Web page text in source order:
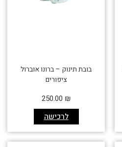
בובת תינוק – ברונו אוברול
ציפורים
לרכישה
250.00 ₪